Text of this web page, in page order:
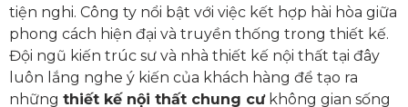
tiện nghi. Công ty nổi bật với việc kết hợp hài hòa giữa
phong cách hiện đại và truyền thống trong thiết kế.
Đội ngũ kiến trúc sư và nhà thiết kế nội thất tại đây
luôn lắng nghe ý kiến của khách hàng để tạo ra
những thiết kế nội thất chung cưkhông gian sống